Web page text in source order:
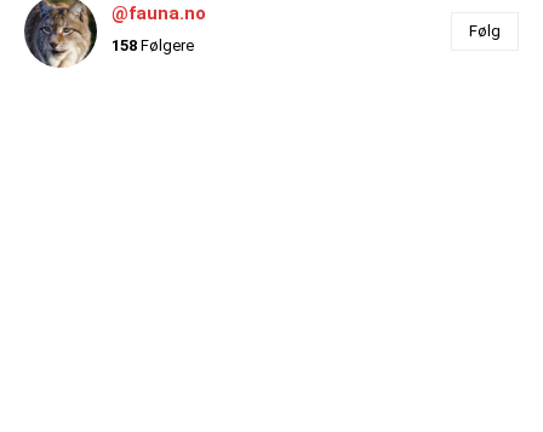
@fauna.no
158 Følgere
Følg